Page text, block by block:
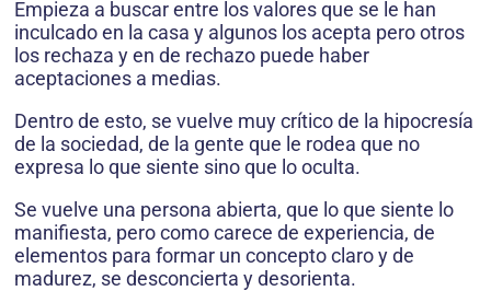
Empieza a buscar entre los valores que se le han
inculcado en la casa y algunos los acepta pero otros
los rechaza y en de rechazo puede haber
aceptaciones a medias.
Dentro de esto, se vuelve muy crítico de la hipocresía
de la sociedad, de la gente que le rodea que no
expresa lo que siente sino que lo oculta.
Se vuelve una persona abierta, que lo que siente lo
manifiesta, pero como carece de experiencia, de
elementos para formar un concepto claro y de
madurez, se desconcierta y desorienta.